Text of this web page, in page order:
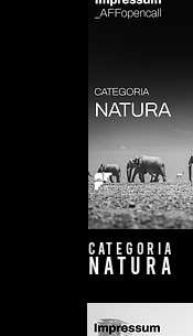
CATEGORIA
NATURA